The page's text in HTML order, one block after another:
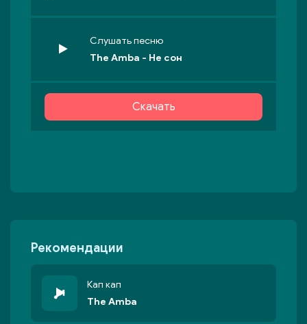
Слушать песню
The Amba - Не сон
Скачать
Рекомендации
Кап кап
The Amba